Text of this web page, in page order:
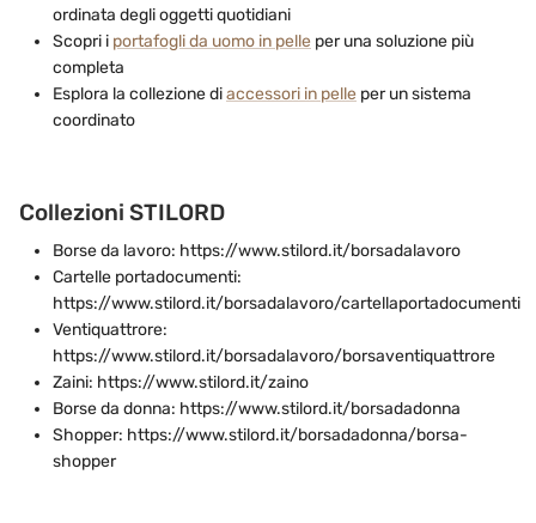
ordinata degli oggetti quotidiani
Scopri i portafogli da uomo in pelle per una soluzione più
completa
Esplora la collezione diaccessori in pelle per un sistema
coordinato
Collezioni STILORD
Borse da lavoro: https://www.stilord.it/borsadalavoro
Cartelle portadocumenti:
https://www.stilord.it/borsadalavoro/cartellaportadocumenti
Ventiquattrore:
https://www.stilord.it/borsadalavoro/borsaventiquattrore
Zaini: https://www.stilord.it/zaino
Borse da donna: https://www.stilord.it/borsadadonna
Shopper: https://www.stilord.it/borsadadonna/borsa-
shopper